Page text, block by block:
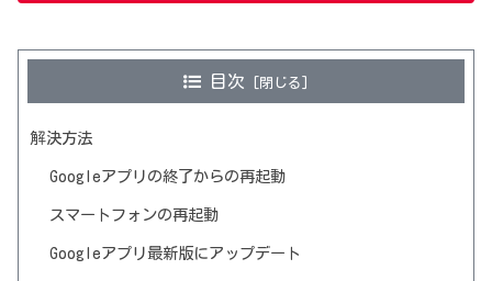
目次
解決方法
Googleアプリの終了からの再起動
スマートフォンの再起動
Googleアプリ最新版にアップデート